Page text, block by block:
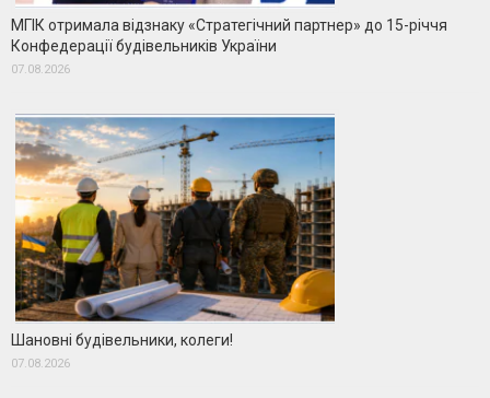
МГІК отримала відзнаку «Стратегічний партнер» до 15-річчя
Конфедерації будівельників України
07.08.2026
Шановні будівельники, колеги!
07.08.2026